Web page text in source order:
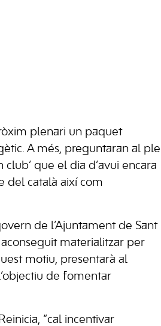
plenari un paquet
A més, preguntaran al ple
que el dia d’avui encara
del català així com
de l’Ajuntament de Sant
materialitzar per
motiu, presentarà al
de fomentar
“cal incentivar